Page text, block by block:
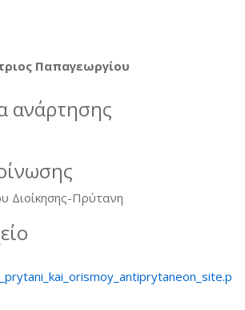
Παπαγεωργίου
ανάρτησης
Διοίκησης-Πρύτανη